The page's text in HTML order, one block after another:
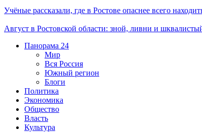
Учёные рассказали, где в Ростове опаснее всего
Август в Ростовской области: зной, ливни и
Панорама 24
Мир
Вся Россия
Южный регион
Блоги
Политика
Экономика
Общество
Власть
Культура